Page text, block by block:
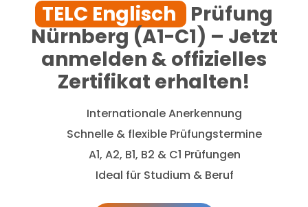
TELC Englisch
Prüfung
Nürnberg (A1-C1) – Jetzt
anmelden & offizielles
Zertifikat erhalten!
Internationale Anerkennung
Schnelle & flexible Prüfungstermine
A1, A2, B1, B2 & C1 Prüfungen
Ideal für Studium & Beruf